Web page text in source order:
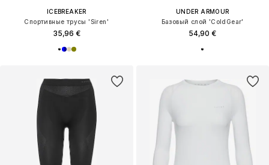
ICEBREAKER
Спортивные трусы 'Siren'
35,96 €
UNDER ARMOUR
Базовый слой 'ColdGear'
54,90 €